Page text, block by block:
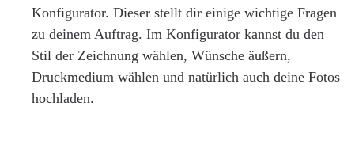
Konfigurator. Dieser stellt dir einige wichtige Fragen
zu deinem Auftrag. Im Konfigurator kannst du den
Stil der Zeichnung wählen, Wünsche äußern,
Druckmedium wählen und natürlich auch deine Fotos
hochladen.